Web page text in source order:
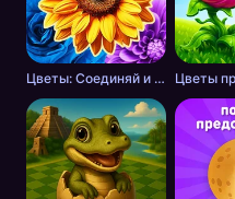
Цветы: Соединяй и Продавай Букеты!